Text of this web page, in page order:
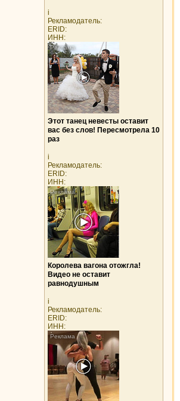
i
Рекламодатель:
ERID:
ИНН:
Этот танец невесты оставит
вас без слов! Пересмотрела 10
раз
i
Рекламодатель:
ERID:
ИНН:
Королева вагона отожгла!
Видео не оставит
равнодушным
i
Рекламодатель:
ERID:
ИНН: